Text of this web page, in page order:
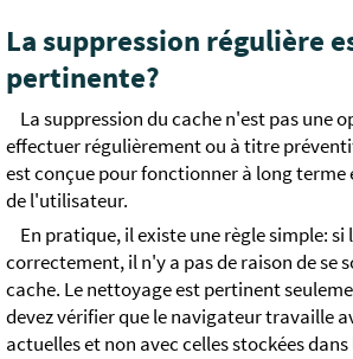
La suppression régulière
pertinente?
La suppression du cache n'est pas une
effectuer régulièrement ou à titre
est conçue pour fonctionner à long terme
de l'utilisateur.
En pratique, il existe une règle simple:
correctement, il n'y a pas de raison de se
cache. Le nettoyage est pertinent
devez vérifier que le navigateur travaille
actuelles et non avec celles stockées dans